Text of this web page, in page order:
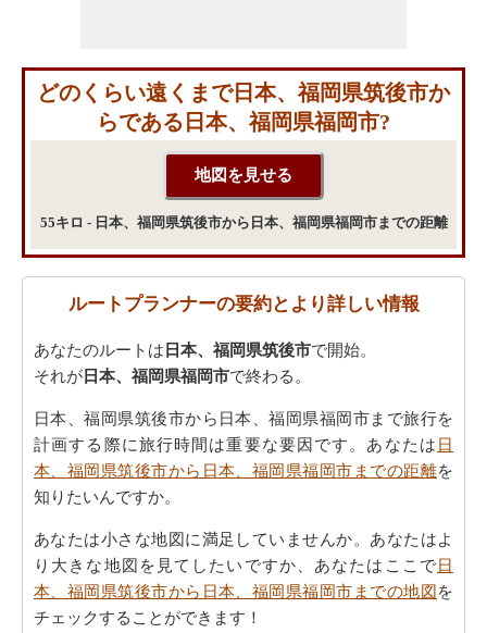
どのくらい遠くまで日本、福岡県筑後市か
らである日本、福岡県福岡市?
55キロ - 日本、福岡県筑後市から日本、福岡県福岡市までの距離
ルートプランナーの要約とより詳しい情報
あなたのルートは 日本、福岡県筑後市で開始。
それが 日本、福岡県福岡市で終わる。
日本、福岡県筑後市から日本、福岡県福岡市まで旅行を
計画する際に旅行時間は重要な要因です。あなたは 日
本、福岡県筑後市から日本、福岡県福岡市までの距離を
知りたいんですか。
あなたは小さな地図に満足していませんか。あなたはよ
り大きな地図を見てしたいですか、あなたはここで日
本、福岡県筑後市から日本、福岡県福岡市までの地図を
チェックすることができます！